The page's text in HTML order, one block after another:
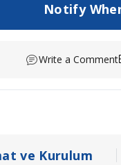
Notify
Write a Comment
ve Kurulum